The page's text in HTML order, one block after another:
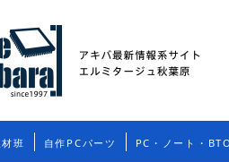
班 自作PCパーツ PC・ノート・BTO